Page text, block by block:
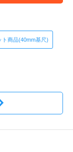
ト商品(40mm基尺)